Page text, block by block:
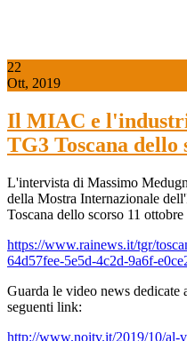
22
Ott, 2019
Il MIAC e
TG3 Toscana dello
L'intervista di Massimo
della Mostra Internazionale
Toscana dello scorso 11
https://www.rainews.it/tgr/
64d57fee-5e5d-4c2d-9a6f-
Guarda le video news
seguenti link:
http://www.noitv.it/2019/10/al-